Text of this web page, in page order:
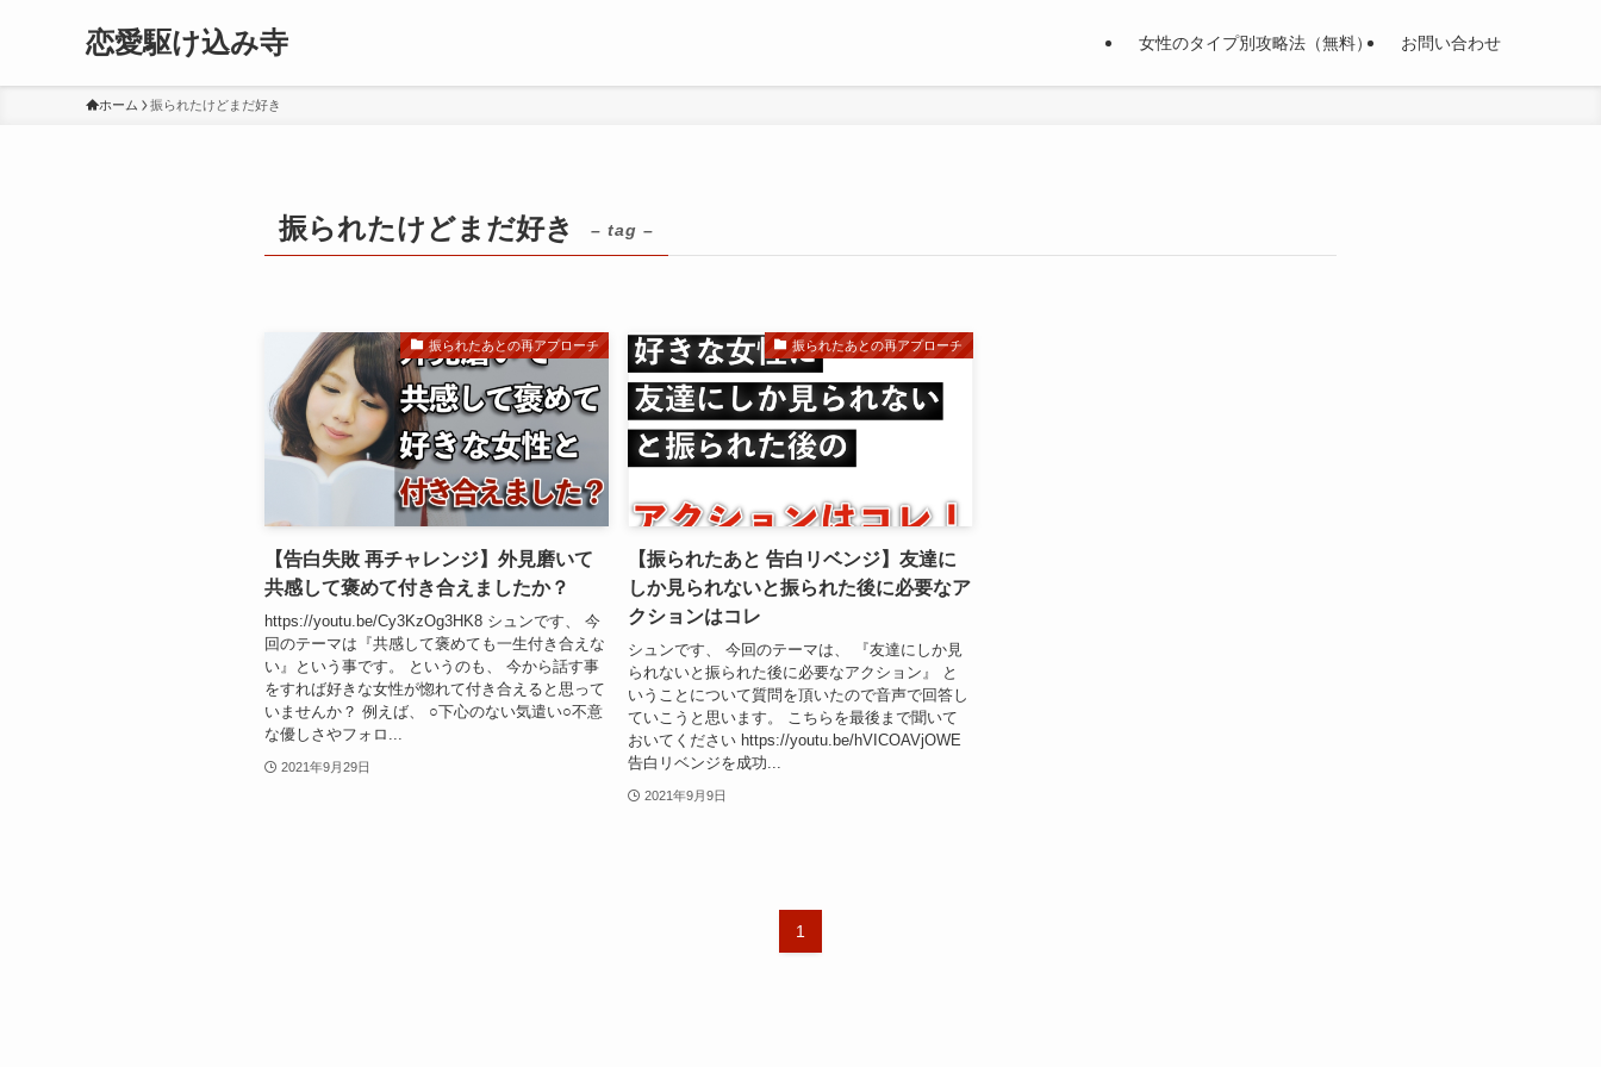
恋愛駆け込み寺 女性のタイプ別攻略法（無料） お問い合わせ
ホーム 振られたけどまだ好き
振られたけどまだ好き – tag –
振られたあとの再アプローチ
【告白失敗 再チャレンジ】外見磨いて
共感して褒めて付き合えましたか？
https://youtu.be/Cy3KzOg3HK8 シュンです、 今
回のテーマは『共感して褒めても一生付き合えな
い』という事です。 というのも、 今から話す事
をすれば好きな女性が惚れて付き合えると思って
いませんか？ 例えば、 ○下心のない気遣い○不意
な優しさやフォロ...
2021年9月29日
振られたあとの再アプローチ
【振られたあと 告白リベンジ】友達に
しか見られないと振られた後に必要なア
クションはコレ
シュンです、 今回のテーマは、 『友達にしか見
られないと振られた後に必要なアクション』 と
いうことについて質問を頂いたので音声で回答し
ていこうと思います。 こちらを最後まで聞いて
おいてください https://youtu.be/hVICOAVjOWE
告白リベンジを成功...
2021年9月9日
1